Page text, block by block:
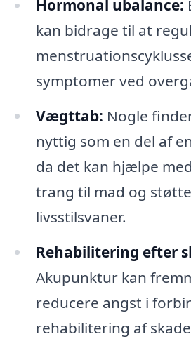
Hormonal ubalance:
kan bidrage til at
symptomer ved
Vægttab: Nogle
nyttig som en del af
da det kan hjælpe
trang til mad og
livsstilsvaner.
Rehabilitering efter
Akupunktur kan
reducere angst i
rehabilitering af